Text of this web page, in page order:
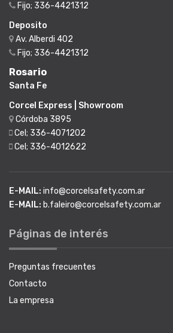
Fijo; 336-4421312
Deposito
Av. Alberdi 402
Fijo; 336-4421312
Rosario
Santa Fe
Corcel Express | Showroom
Córdoba 3895
Cel; 336-4071202
Cel; 336-4012622
E-MAIL: info@corcelsafety.com.ar
E-MAIL: b.faleiro@corcelsafety.com.ar
Páginas de interés
Preguntas frecuentes
Contacto
La empresa